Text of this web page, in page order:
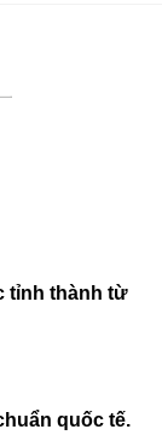
tỉnh thành từ
quốc tế.